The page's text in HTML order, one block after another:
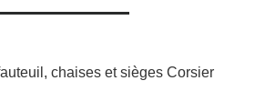
chaises et sièges Corsier